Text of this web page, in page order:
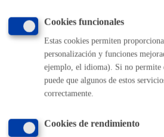
Impuesto sobre Vehículos (IV)
**Anexo a regir desde el 1 de
El disfrute de las exenciones
previo del Ayuntamiento, que surtirá
impositivo de su solicitud (art. 9.3 y
Cookies funcionales
Estas cookies permiten
personalización y funciones
ejemplo, el idioma). Si no permite
puede que algunos de estos
correctamente.
Cookies de rendimiento